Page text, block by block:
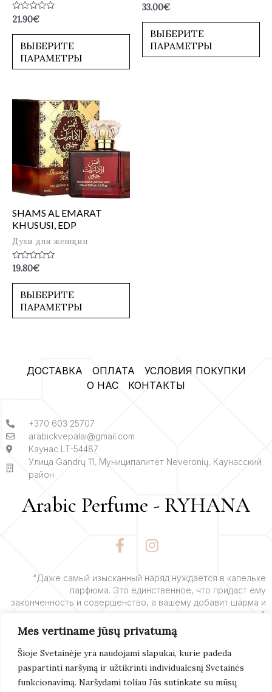
Mes vertiname jūsų privatumą
Šioje Svetainėje yra naudojami slapukai, kurie padeda
paspartinti naršymą ir užtikrinti individualesnį Svetainės
funkcionavimą. Naršydami toliau Jūs sutinkate su mūsų
Оценка
0
из
21.90€
ВЫБЕРИТЕ
ПАРАМЕТРЫ
Оценка
0
из
33.00€
ВЫБЕРИТЕ
ПАРАМЕТРЫ
SHAMS AL EMARAT
KHUSUSI, EDP
Духи для женщин
Оценка
из
19.80€
ВЫБЕРИТЕ
ПАРАМЕТРЫ
ДОСТАВКА ОПЛАТА
УСЛОВИЯ ПОКУПКИ
О НАС
КОНТАКТЫ
+370 603 25707
arabickvepalai@gmail.com
Каунас LT-54487
Улица Gandrų 11, Муниципалитет Neveronių, Каунасский
район
Arabic Perfume - RYHANA
F
a
e
b
o
o
k
-
f
I
n
t
a
g
r
a
m
“Даже самый изысканный наряд нуждается в капельке
парфюма. Это единственное, что придаст ему
законченность и совершенство, а вашему добавит шарма и
очарования”.
Подробнее